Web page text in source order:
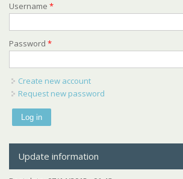
Username *
Password *
Create new account
Request new password
Update information